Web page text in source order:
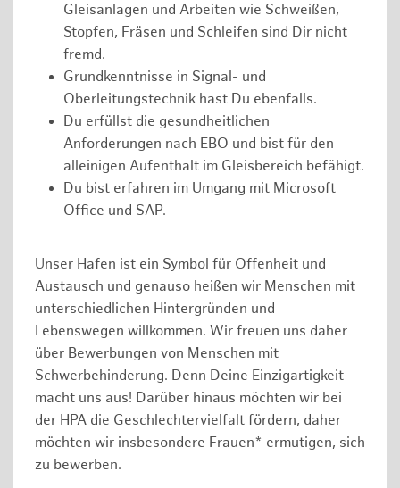
Gleisanlagen und Arbeiten wie Schweißen,
Stopfen, Fräsen und Schleifen sind Dir nicht
fremd.
Grundkenntnisse in Signal- und
Oberleitungstechnik hast Du ebenfalls.
Du erfüllst die gesundheitlichen
Anforderungen nach EBO und bist für den
alleinigen Aufenthalt im Gleisbereich befähigt.
Du bist erfahren im Umgang mit Microsoft
Office und SAP.
Unser Hafen ist ein Symbol für Offenheit und
Austausch und genauso heißen wir Menschen mit
unterschiedlichen Hintergründen und
Lebenswegen willkommen. Wir freuen uns daher
über Bewerbungen von Menschen mit
Schwerbehinderung. Denn Deine Einzigartigkeit
macht uns aus! Darüber hinaus möchten wir bei
der HPA die Geschlechtervielfalt fördern, daher
möchten wir insbesondere Frauen* ermutigen, sich
zu bewerben.